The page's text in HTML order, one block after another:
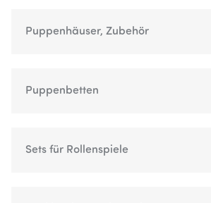
Puppenhäuser, Zubehör
Puppenbetten
Sets für Rollenspiele